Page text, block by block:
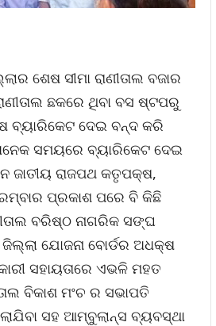
ଶେଷ ସୀମା ରାଣୀତାଲ ବଜାର
ଛକରେ ଥିବା ବସ ଷ୍ଟପରୁ
ବ୍ୟାରିକେଟ ଦେଇ ବନ୍ଦ କରି
ସମୟରେ ବ୍ୟାରିକେଟ ଦେଇ
ଜାତୀୟ ରାଜପଥ କତୃପକ୍ଷ,
ପ୍ରକାଶ ପରେ ବି କିଛି
ବରିଷ୍ଠ ନାଗରିକ ସଙ୍ଘ
ଯୋଜନା ବୋର୍ଡର ଅଧକ୍ଷ
ସହାୟତାରେ ଏଭଳି ମହତ
ବିକାଶ ମଂଚ ର ସଭାପତି
ସହ ଆମ୍ବୁଲାନ୍ସ ବ୍ୟବସ୍ଥା